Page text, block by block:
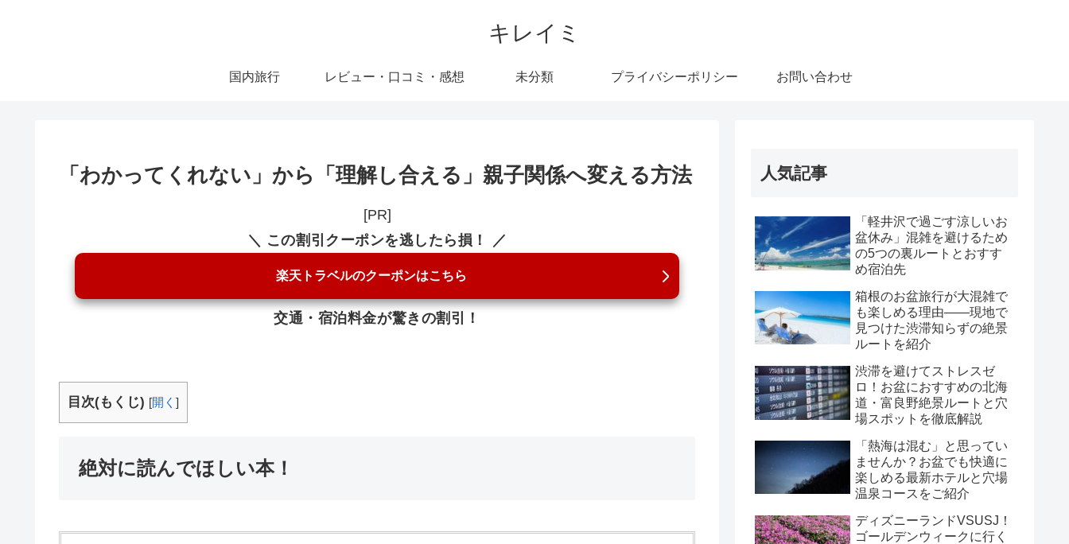
キレイミ
国内旅行 レビュー・口コミ・感想 未分類 プライバシーポリシー お問い合わせ
「わかってくれない」から「理解し合える」親子関係へ変える方法
[PR]
＼ この割引クーポンを逃したら損！ ／
楽天トラベルのクーポンはこちら
交通・宿泊料金が驚きの割引！
目次(もくじ) [開く ]
絶対に読んでほしい本！
人気記事
「軽井沢で過ごす涼しいお
盆休み」混雑を避けるため
の5つの裏ルートとおすす
め宿泊先
箱根のお盆旅行が大混雑で
も楽しめる理由――現地で
見つけた渋滞知らずの絶景
ルートを紹介
渋滞を避けてストレスゼ
ロ！お盆におすすめの北海
道・富良野絶景ルートと穴
場スポットを徹底解説
「熱海は混む」と思ってい
ませんか？お盆でも快適に
楽しめる最新ホテルと穴場
温泉コースをご紹介
ディズニーランドVSUSJ！
ゴールデンウィークに行く